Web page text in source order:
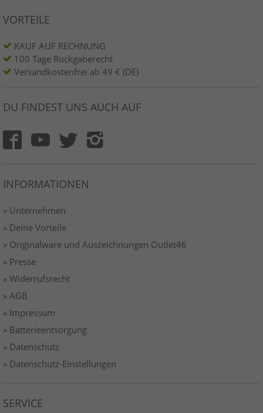
VORTEILE
KAUF AUF RECHNUNG
100 Tage Rückgaberecht
Versandkostenfrei ab 49 € (DE)
DU FINDEST UNS AUCH AUF
INFORMATIONEN
» Unternehmen
» Deine Vorteile
» Originalware und Auszeichnungen Outlet46
» Presse
» Widerrufsrecht
» AGB
» Impressum
» Batterieentsorgung
» Datenschutz
» Datenschutz-Einstellungen
SERVICE